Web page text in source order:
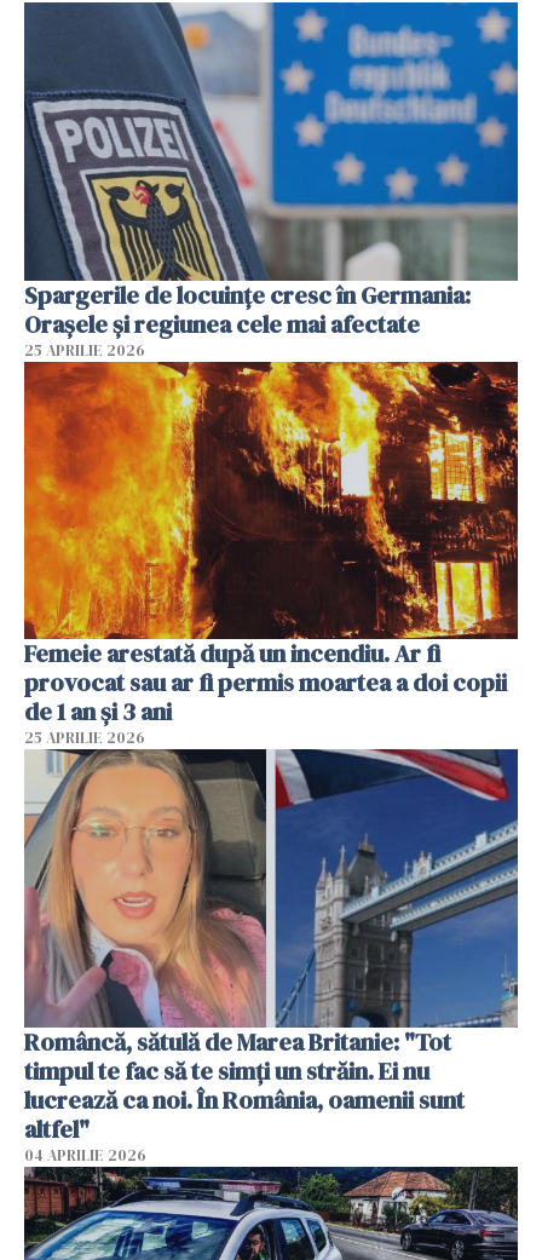
Spargerile de locuințe cresc în Germania:
Orașele și regiunea cele mai afectate
25 APRILIE 2026
Femeie arestată după un incendiu. Ar fi
provocat sau ar fi permis moartea a doi copii
de 1 an și 3 ani
25 APRILIE 2026
Româncă, sătulă de Marea Britanie: "Tot
timpul te fac să te simți un străin. Ei nu
lucrează ca noi. În România, oamenii sunt
altfel"
04 APRILIE 2026